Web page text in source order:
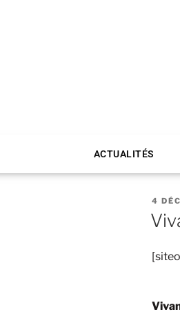
ACTUALITÉS
4